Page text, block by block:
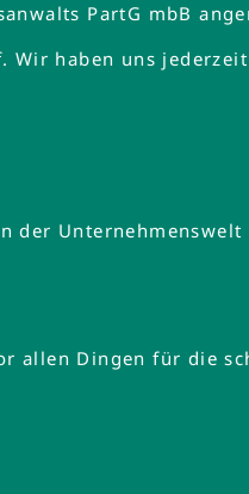
PartG mbB
haben uns
der Unternehmenswelt
allen Dingen für die